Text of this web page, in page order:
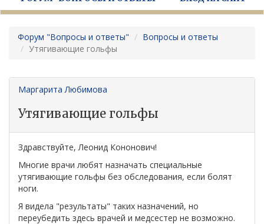
Форум "Вопросы и ответы"
Вопросы и ответы
Утягивающие гольфы
Маргарита Любимова
Утягивающие гольфы
Здравствуйте, Леонид Кононович!
Многие врачи любят назначать специальные
утягивающие гольфы без обследования, если болят
ноги.
Я видела "результаты" таких назначений, но
переубедить здесь врачей и медсестер не возможно.